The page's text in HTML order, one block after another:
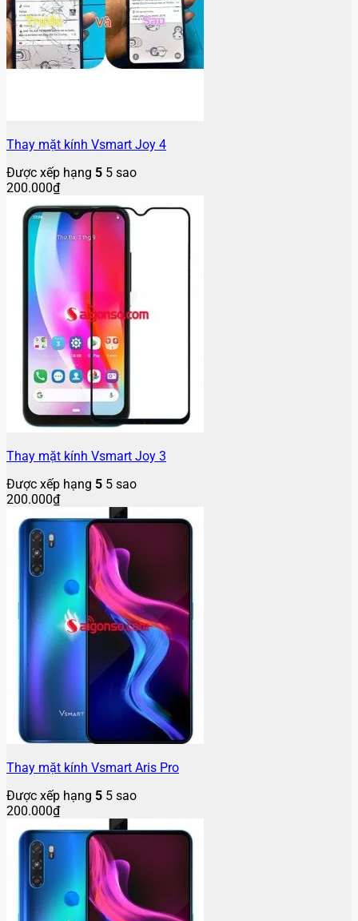
Thay mặt kính Vsmart Joy 4
Được xếp hạng 5 5 sao
200.000₫
Thay mặt kính Vsmart Joy 3
Được xếp hạng 5 5 sao
200.000₫
Thay mặt kính Vsmart Aris Pro
Được xếp hạng 5 5 sao
200.000₫